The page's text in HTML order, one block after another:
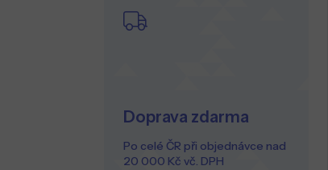
Doprava zdarma
Po celé ČR při objednávce nad
20 000 Kč vč. DPH